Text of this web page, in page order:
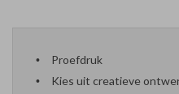
Proefdruk
Kies uit creatieve